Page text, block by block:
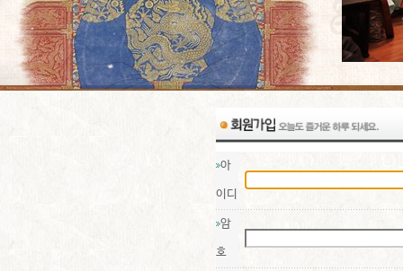
아
이디
암
호